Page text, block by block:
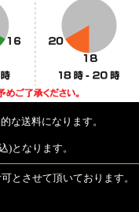
な送料になります。
)となります。
とさせて頂いております。